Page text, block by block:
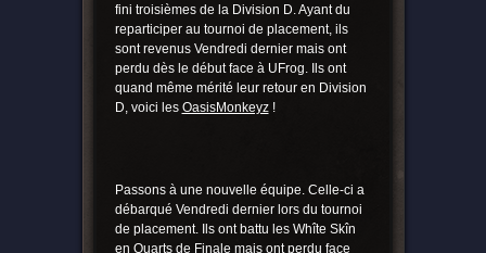
fini troisièmes de la Division D. Ayant du
reparticiper au tournoi de placement, ils
sont revenus Vendredi dernier mais ont
perdu dès le début face à UFrog. Ils ont
quand même mérité leur retour en Division
D, voici les OasisMonkeyz!
Passons à une nouvelle équipe. Celle-ci a
débarqué Vendredi dernier lors du tournoi
de placement. Ils ont battu les Whîte Skîn
en Quarts de Finale mais ont perdu face